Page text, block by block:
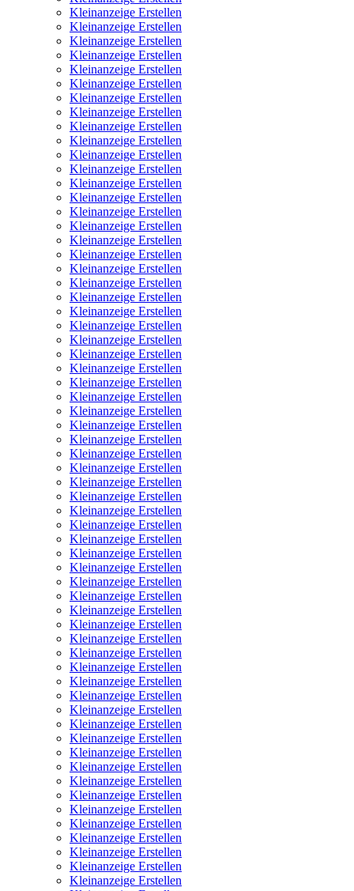
Kleinanzeige Erstellen
Kleinanzeige Erstellen
Kleinanzeige Erstellen
Kleinanzeige Erstellen
Kleinanzeige Erstellen
Kleinanzeige Erstellen
Kleinanzeige Erstellen
Kleinanzeige Erstellen
Kleinanzeige Erstellen
Kleinanzeige Erstellen
Kleinanzeige Erstellen
Kleinanzeige Erstellen
Kleinanzeige Erstellen
Kleinanzeige Erstellen
Kleinanzeige Erstellen
Kleinanzeige Erstellen
Kleinanzeige Erstellen
Kleinanzeige Erstellen
Kleinanzeige Erstellen
Kleinanzeige Erstellen
Kleinanzeige Erstellen
Kleinanzeige Erstellen
Kleinanzeige Erstellen
Kleinanzeige Erstellen
Kleinanzeige Erstellen
Kleinanzeige Erstellen
Kleinanzeige Erstellen
Kleinanzeige Erstellen
Kleinanzeige Erstellen
Kleinanzeige Erstellen
Kleinanzeige Erstellen
Kleinanzeige Erstellen
Kleinanzeige Erstellen
Kleinanzeige Erstellen
Kleinanzeige Erstellen
Kleinanzeige Erstellen
Kleinanzeige Erstellen
Kleinanzeige Erstellen
Kleinanzeige Erstellen
Kleinanzeige Erstellen
Kleinanzeige Erstellen
Kleinanzeige Erstellen
Kleinanzeige Erstellen
Kleinanzeige Erstellen
Kleinanzeige Erstellen
Kleinanzeige Erstellen
Kleinanzeige Erstellen
Kleinanzeige Erstellen
Kleinanzeige Erstellen
Kleinanzeige Erstellen
Kleinanzeige Erstellen
Kleinanzeige Erstellen
Kleinanzeige Erstellen
Kleinanzeige Erstellen
Kleinanzeige Erstellen
Kleinanzeige Erstellen
Kleinanzeige Erstellen
Kleinanzeige Erstellen
Kleinanzeige Erstellen
Kleinanzeige Erstellen
Kleinanzeige Erstellen
Kleinanzeige Erstellen